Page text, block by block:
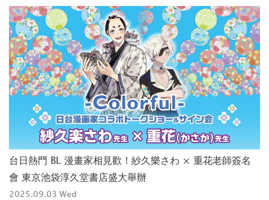
台日熱門 BL 漫畫家相見歡！紗久樂さわ × 重花老師簽名
會 東京池袋淳久堂書店盛大舉辦
2025.09.03 Wed